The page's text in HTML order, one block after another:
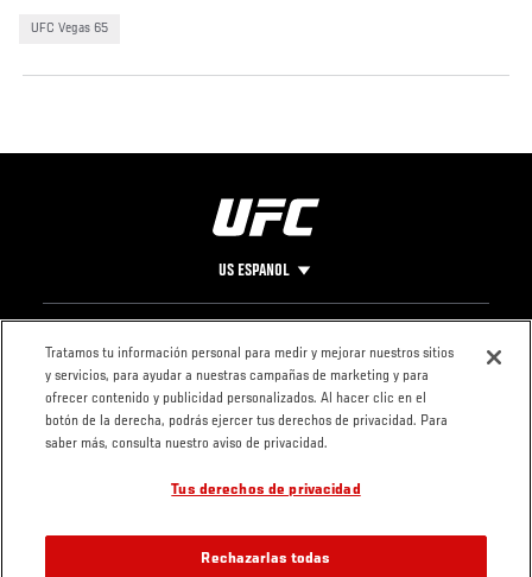
UFC Vegas 65
US ESPANOL
Pie
de
Página
CONTACTO
LEGAL
Condiciones
Política de
privacidad
Tratamos tu información personal para medir y mejorar nuestros sitios
y servicios, para ayudar a nuestras campañas de marketing y para
ofrecer contenido y publicidad personalizados. Al hacer clic en el
botón de la derecha, podrás ejercer tus derechos de privacidad. Para
saber más, consulta nuestro aviso de privacidad.
Tus derechos de privacidad
Rechazarlas todas